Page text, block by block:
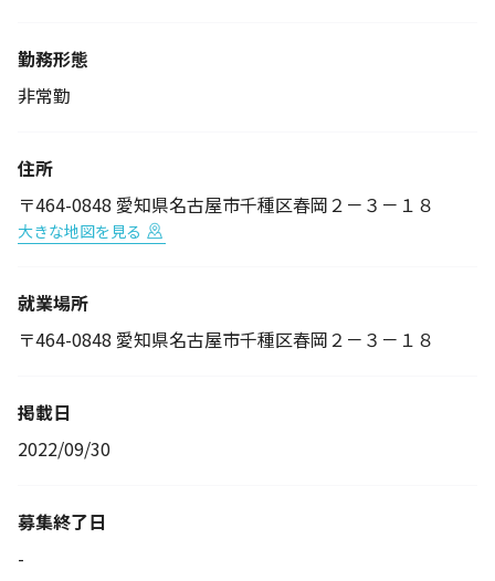
勤務形態
非常勤
住所
〒464-0848 愛知県名古屋市千種区春岡２－３－１８
大きな地図を見る
就業場所
〒464-0848 愛知県名古屋市千種区春岡２－３－１８
掲載日
2022/09/30
募集終了日
-